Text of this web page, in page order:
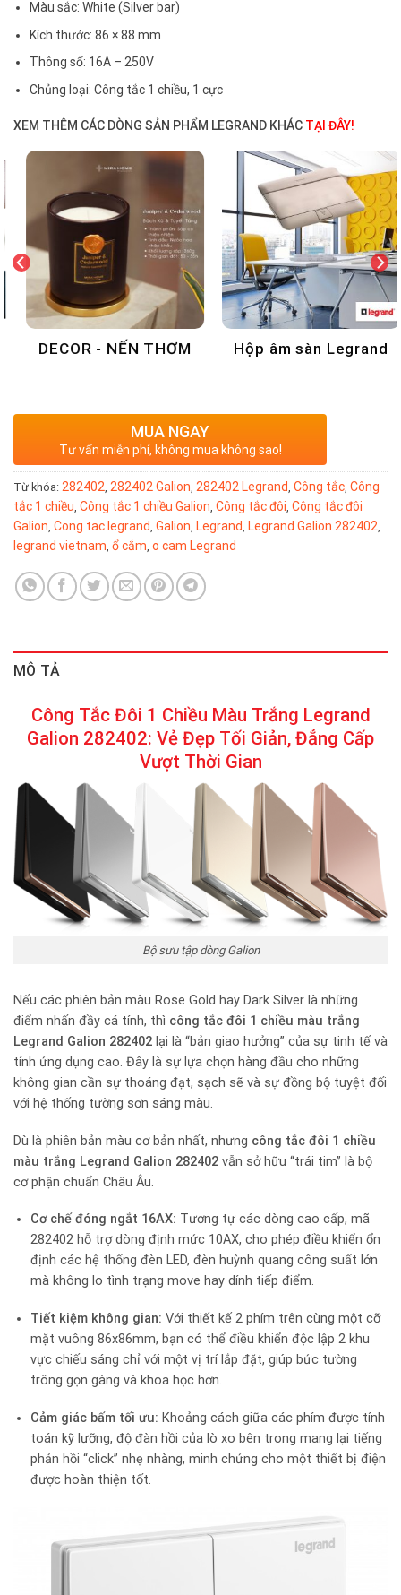
Màu sắc: White (Silver bar)
Kích thước: 86 × 88 mm
Thông số: 16A – 250V
Chủng loại: Công tắc 1 chiều, 1 cực
XEM THÊM CÁC DÒNG SẢN PHẨM LEGRAND KHÁC TẠI ĐÂY!
DECOR - NẾN THƠM Hộp âm sàn Legrand
MUA NGAY
Tư vấn miễn phí, không mua không sao!
Từ khóa: 282402, 282402 Galion, 282402 Legrand, Công tắc, Công
tắc 1 chiều, Công tắc 1 chiều Galion, Công tắc đôi, Công tắc đôi
Galion, Cong tac legrand, Galion, Legrand, Legrand Galion 282402,
legrand vietnam, ổ cắm, o cam Legrand
MÔ TẢ
Công Tắc Đôi 1 Chiều Màu Trắng Legrand
Galion 282402: Vẻ Đẹp Tối Giản, Đẳng Cấp
Vượt Thời Gian
Bộ sưu tập dòng Galion
Nếu các phiên bản màu Rose Gold hay Dark Silver là những
điểm nhấn đầy cá tính, thì công tắc đôi 1 chiều màu trắng
Legrand Galion 282402 lại là “bản giao hưởng” của sự tinh tế và
tính ứng dụng cao. Đây là sự lựa chọn hàng đầu cho những
không gian cần sự thoáng đạt, sạch sẽ và sự đồng bộ tuyệt đối
với hệ thống tường sơn sáng màu.
Dù là phiên bản màu cơ bản nhất, nhưng công tắc đôi 1 chiều
màu trắng Legrand Galion 282402 vẫn sở hữu “trái tim” là bộ
cơ phận chuẩn Châu Âu.
Cơ chế đóng ngắt 16AX: Tương tự các dòng cao cấp, mã
282402 hỗ trợ dòng định mức 10AX, cho phép điều khiển ổn
định các hệ thống đèn LED, đèn huỳnh quang công suất lớn
mà không lo tình trạng move hay dính tiếp điểm.
Tiết kiệm không gian: Với thiết kế 2 phím trên cùng một cỡ
mặt vuông 86x86mm, bạn có thể điều khiển độc lập 2 khu
vực chiếu sáng chỉ với một vị trí lắp đặt, giúp bức tường
trông gọn gàng và khoa học hơn.
Cảm giác bấm tối ưu: Khoảng cách giữa các phím được tính
toán kỹ lưỡng, độ đàn hồi của lò xo bên trong mang lại tiếng
phản hồi “click” nhẹ nhàng, minh chứng cho một thiết bị điện
được hoàn thiện tốt.